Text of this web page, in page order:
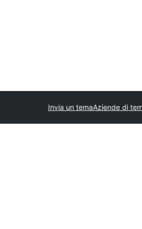
Invia un temaAziende di